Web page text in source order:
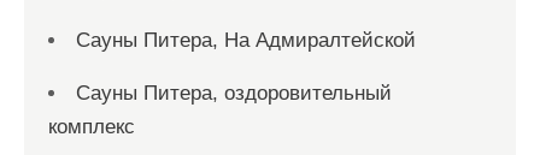
Сауны Питера, На Адмиралтейской
Сауны Питера, оздоровительный
комплекс